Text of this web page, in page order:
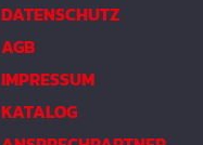
DATENSCHUTZ
AGB
IMPRESSUM
KATALOG